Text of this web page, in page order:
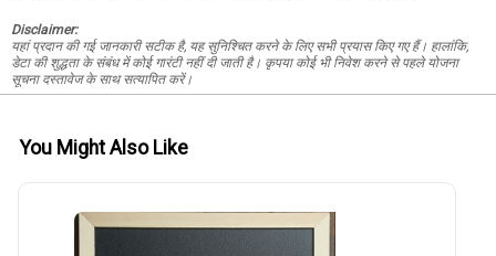
Disclaimer:
यहां प्रदान की गई जानकारी सटीक है, यह सुनिश्चित करने के लिए सभी प्रयास किए गए हैं। हालांकि,
डेटा की शुद्धता के संबंध में कोई गारंटी नहीं दी जाती है। कृपया कोई भी निवेश करने से पहले योजना
सूचना दस्तावेज के साथ सत्यापित करें।
You Might Also Like